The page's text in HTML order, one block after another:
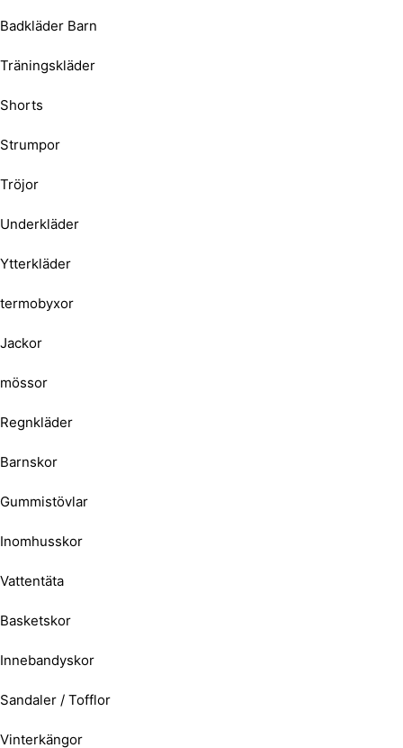
Badkläder Barn
Träningskläder
Shorts
Strumpor
Tröjor
Underkläder
Ytterkläder
termobyxor
Jackor
mössor
Regnkläder
Barnskor
Gummistövlar
Inomhusskor
Vattentäta
Basketskor
Innebandyskor
Sandaler / Tofflor
Vinterkängor